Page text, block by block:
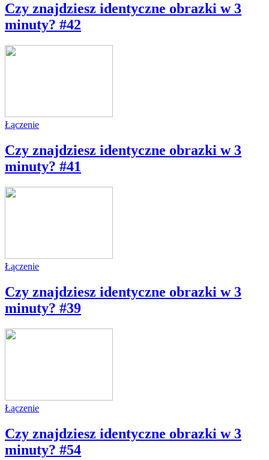
Czy znajdziesz identyczne obrazki w 3
minuty? #42
Łączenie
Czy znajdziesz identyczne obrazki w 3
minuty? #41
Łączenie
Czy znajdziesz identyczne obrazki w 3
minuty? #39
Łączenie
Czy znajdziesz identyczne obrazki w 3
minuty? #54